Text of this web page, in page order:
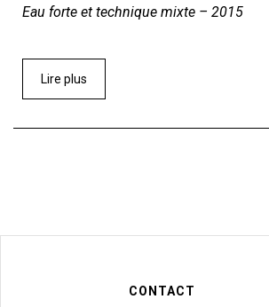
Eau forte et technique mixte – 2015
Lire plus
CONTACT